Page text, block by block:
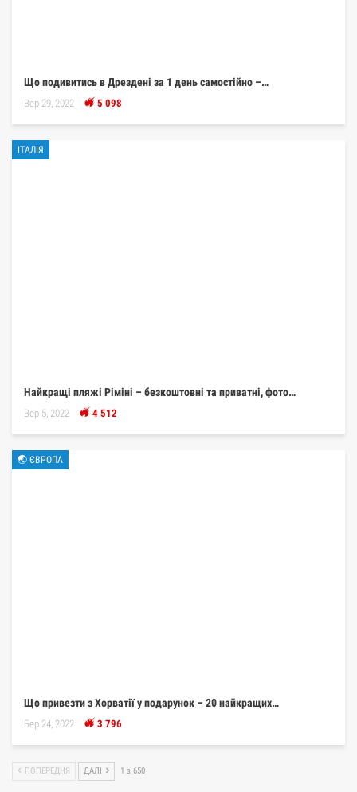
Що подивитись в Дрездені за 1 день самостійно –…
Вер 29, 2022 5 098
ІТАЛІЯ
Найкращі пляжі Ріміні – безкоштовні та приватні, фото…
Вер 5, 2022 4 512
🌏 ЄВРОПА
Що привезти з Хорватії у подарунок – 20 найкращих…
Бер 24, 2022 3 796
ПОПЕРЕДНЯ ДАЛІ 1 з 650